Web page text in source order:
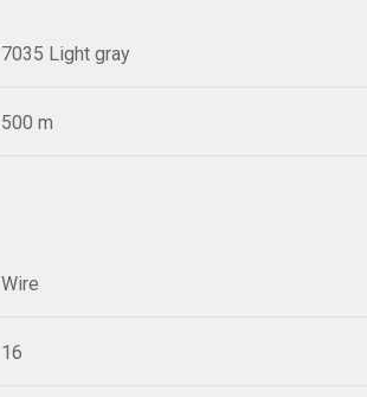
7035 Light gray
500 m
Wire
16